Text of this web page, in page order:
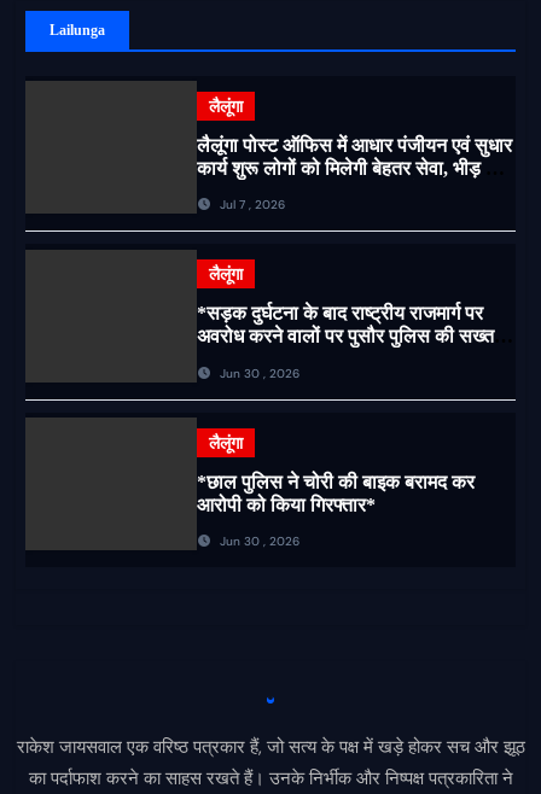
Lailunga
लैलूंगा
लैलूंगा पोस्ट ऑफिस में आधार पंजीयन एवं सुधार
कार्य शुरू लोगों को मिलेगी बेहतर सेवा, भीड़ से
Jul 7 , 2026
लैलूंगा
*सड़क दुर्घटना के बाद राष्ट्रीय राजमार्ग पर
अवरोध करने वालों पर पुसौर पुलिस की सख्त
Jun 30 , 2026
लैलूंगा
*छाल पुलिस ने चोरी की बाइक बरामद कर
आरोपी को किया गिरफ्तार*
Jun 30 , 2026
राकेश जायसवाल एक वरिष्ठ पत्रकार हैं, जो सत्य के पक्ष में खड़े होकर सच और झूठ
का पर्दाफाश करने का साहस रखते हैं। उनके निर्भीक और निष्पक्ष पत्रकारिता ने